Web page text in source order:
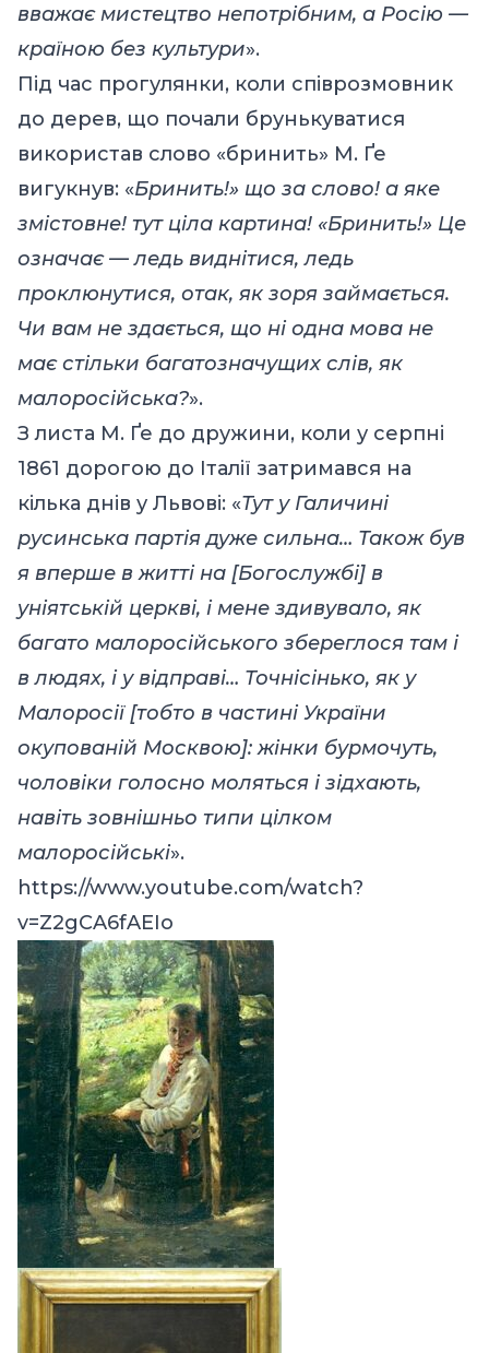
вважає мистецтво непотрібним, а Росію —
країною без культури».
Під час прогулянки, коли співрозмовник
до дерев, що почали брунькуватися
використав слово «бринить» М. Ґе
вигукнув: «Бринить!» що за слово! а яке
змістовне! тут ціла картина! «Бринить!» Це
означає — ледь виднітися, ледь
проклюнутися, отак, як зоря займається.
Чи вам не здається, що ні одна мова не
має стільки багатозначущих слів, як
малоросійська?».
З листа М. Ґе до дружини, коли у серпні
1861 дорогою до Італії затримався на
кілька днів у Львові: «Тут у Галичині
русинська партія дуже сильна… Також був
я вперше в житті на [Богослужбі] в
уніятській церкві, і мене здивувало, як
багато малоросійського збереглося там і
в людях, і у відправі… Точнісінько, як у
Малоросії [тобто в частині України
окупованій Москвою]: жінки бурмочуть,
чоловіки голосно моляться і зідхають,
навіть зовнішньо типи цілком
малоросійські».
https://www.youtube.com/watch?
v=Z2gCA6fAEIo